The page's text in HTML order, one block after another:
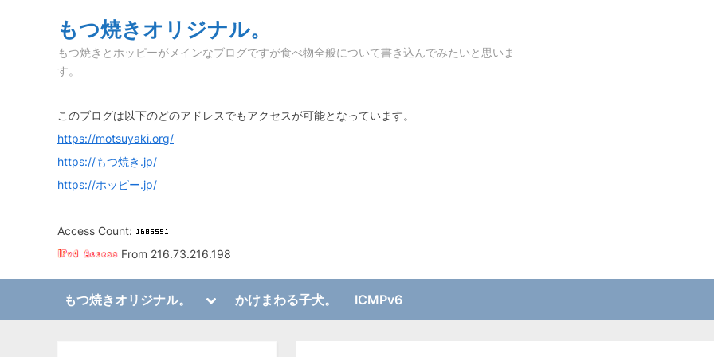
もつ焼きオリジナル。
もつ焼きとホッピーがメインなブログですが食べ物全般について書き込んでみたいと思いま
す。
このブログは以下のどのアドレスでもアクセスが可能となっています。
https://motsuyaki.org/
https://もつ焼き.jp/
https://ホッピー.jp/
Access Count:
From 216.73.216.198
もつ焼きオリジナル。
Toggle
menu
Toggle
かけまわる子犬。 ICMPv6